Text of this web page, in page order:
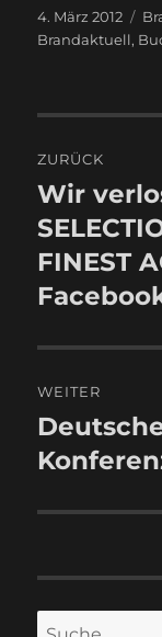
Veröffentlicht
am
4. März 2012
Brandaktuell,
ZURÜCK
Vorheriger
Beitrag:
Wir
FINEST
WEITER
Nächster
Beitrag:
Suche